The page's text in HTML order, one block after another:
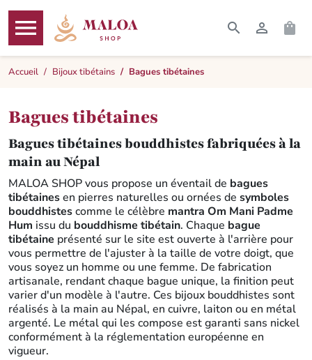

MENU
  
Accueil Bijoux tibétains Bagues tibétaines
Bagues tibétaines
Bagues tibétaines bouddhistes fabriquées à la
main au Népal
MALOA SHOP vous propose un éventail de bagues
tibétainesen pierres naturelles ou ornées de symboles
bouddhistescomme le célèbre mantra Om Mani Padme
Hum issu du bouddhisme tibétain. Chaque bague
tibétaine présenté sur le site est ouverte à l'arrière pour
vous permettre de l'ajuster à la taille de votre doigt, que
vous soyez un homme ou une femme. De fabrication
artisanale, rendant chaque bague unique, la finition peut
varier d'un modèle à l'autre. Ces bijoux bouddhistes sont
réalisés à la main au Népal, en cuivre, laiton ou en métal
argenté. Le métal qui les compose est garanti sans nickel
conformément à la réglementation européenne en
vigueur.